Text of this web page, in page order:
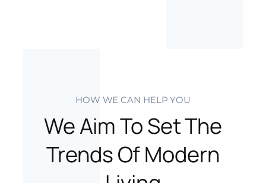
HOW WE CAN HELP YOU
We Aim To Set The
Trends Of Modern